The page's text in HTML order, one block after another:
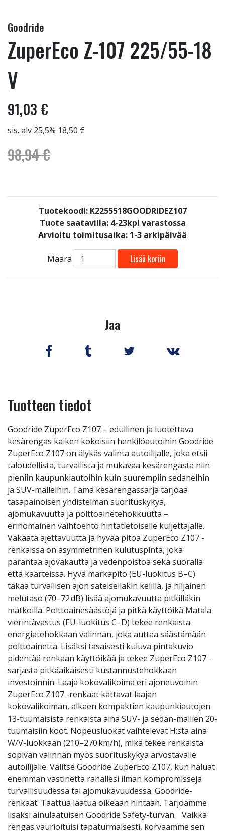
Goodride
ZuperEco Z-107 225/55-18
V
91,03 €
sis. alv 25,5% 18,50 €
98,94 €
Tuotekoodi: K2255518GOODRIDEZ107
Tuote saatavilla: 4-23kpl varastossa
Arvioitu toimitusaika: 1-3 arkipäivää
Määrä Lisää koriin
Jaa
Tuotteen tiedot
Goodride ZuperEco Z107 – edullinen ja luotettava
kesärengas kaiken kokoisiin henkilöautoihin Goodride
ZuperEco Z107 on älykäs valinta autoilijalle, joka etsii
taloudellista, turvallista ja mukavaa kesärengasta niin
pieniin kaupunkiautoihin kuin suurempiin sedaneihin
ja SUV-malleihin. Tämä kesärengassarja tarjoaa
tasapainoisen yhdistelmän suorituskykyä,
ajomukavuutta ja polttoainetehokkuutta –
erinomainen vaihtoehto hintatietoiselle kuljettajalle.
Vakaata ajettavuutta ja hyvää pitoa ZuperEco Z107 -
renkaissa on asymmetrinen kulutuspinta, joka
parantaa ajovakautta ja vedenpoistoa sekä suoralla
että kaarteissa. Hyvä märkäpito (EU-luokitus B–C)
takaa turvallisen ajon sateisellakin kelillä, ja hiljainen
melutaso (70–72 dB) lisää ajomukavuutta pitkilläkin
matkoilla. Polttoainesäästöjä ja pitkä käyttöikä Matala
vierintävastus (EU-luokitus C–D) tekee renkaista
energiatehokkaan valinnan, joka auttaa säästämään
polttoainetta. Lisäksi tasaisesti kuluva pintakuvio
pidentää renkaan käyttöikää ja tekee ZuperEco Z107 -
sarjasta pitkäaikaisesti kustannustehokkaan
investoinnin. Laaja kokovalikoima eri ajoneuvoihin
ZuperEco Z107 -renkaat kattavat laajan
kokovalikoiman, alkaen kompaktien kaupunkiautojen
13-tuumaisista renkaista aina SUV- ja sedan-mallien 20-
tuumaisiin koot. Nopeusluokat vaihtelevat H:sta aina
W/V-luokkaan (210–270 km/h), mikä tekee renkaista
sopivan valinnan myös suorituskykyä arvostavalle
autoilijalle. Valitse Goodride ZuperEco Z107, kun haluat
enemmän vastinetta rahallesi ilman kompromisseja
turvallisuudessa tai ajomukavuudessa. Goodride-
renkaat: Taattua laatua oikeaan hintaan. Tarjoamme
lisäksi ainulaatuisen Goodride Safety-turvan. Vaikka
rengas vaurioituisi tapaturmaisesti, korvaamme sen